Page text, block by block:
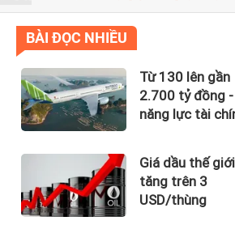
BÀI ĐỌC NHIỀU
Từ 130 lên gần
2.700 tỷ đồng -
năng lực tài
Airways nhìn từ
công nợ với ACV
Giá dầu thế giới
tăng trên 3
USD/thùng